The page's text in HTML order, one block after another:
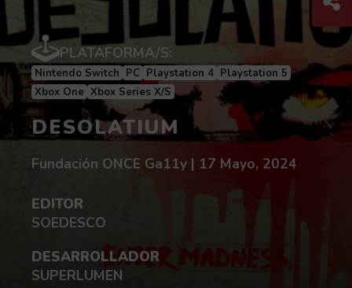
DESOLATIUM
PLATAFORMA/S:
Nintendo Switch PC Playstation 4 Playstation 5
Xbox One Xbox Series X/S
Redactado por:
Fundación ONCE Ga11y | fecha de publicación:
17 Mayo, 2024
EDITOR
SOEDESCO
DESARROLLADOR
SUPERLUMEN